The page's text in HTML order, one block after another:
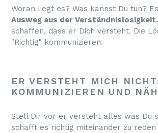
Woran liegt es? Was kannst Du tun?
Ausweg aus der Verständnislosigkeit.
schaffen, dass er Dich versteht. Die
"Richtig" kommunizieren.
ER VERSTEHT MICH
KOMMUNIZIEREN UND
Stell Dir vor er versteht alles was Du
schafft es richtig miteinander zu reden